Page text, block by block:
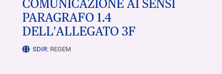
COMUNICAZIONE AI SENSI
PARAGRAFO 1.4
DELL'ALLEGATO 3F
SDIR: REGEM